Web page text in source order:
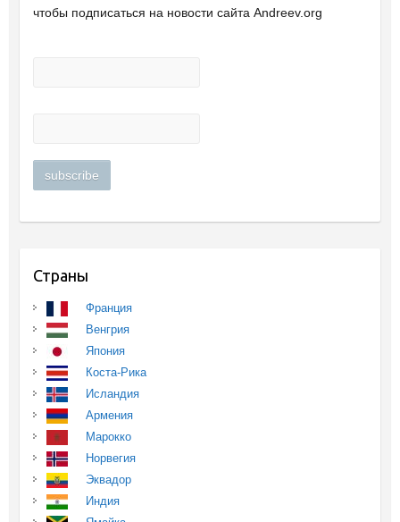
чтобы подписаться на новости сайта Andreev.org
Страны
Франция
Венгрия
Япония
Коста-Рика
Исландия
Армения
Марокко
Норвегия
Эквадор
Индия